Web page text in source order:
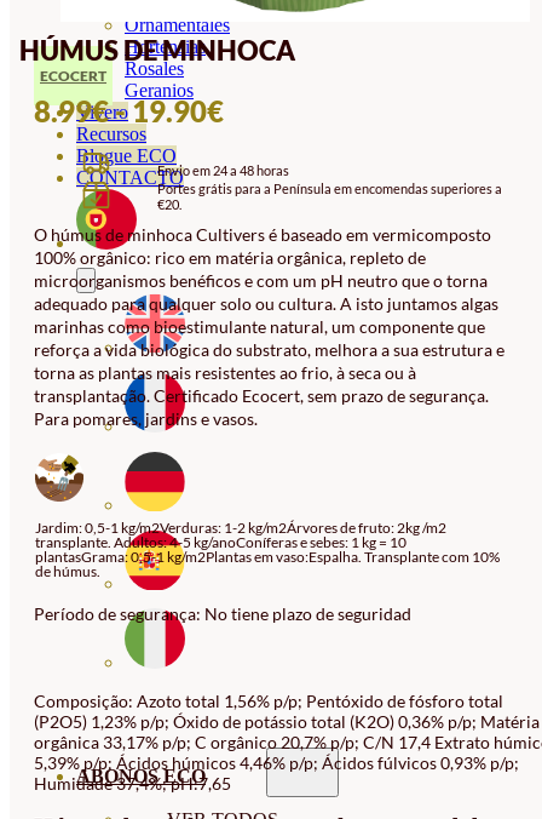
Ornamentales
Hortensias
Rosales
Geranios
Vivero
Recursos
Blogue ECO
CONTACTO
ABONOS ECO
HÚMUS DE MINHOCA
ECOCERT
8.99€-19.90€INTERVALO
PREÇOS:
A
19.90€
Envio em 24 a 48 horas
Portes grátis para a Península em encomendas superiores a
€20.
O húmus de minhoca Cultivers é baseado em vermicomposto
100% orgânico: rico em matéria orgânica, repleto de
microorganismos benéficos e com um pH neutro que o torna
adequado para qualquer solo ou cultura. A isto juntamos algas
marinhas como bioestimulante natural, um componente que
reforça a vida biológica do substrato, melhora a sua estrutura e
torna as plantas mais resistentes ao frio, à seca ou à
transplantação. Certificado Ecocert, sem prazo de segurança.
Para pomares, jardins e vasos.
Jardim: 0,5-1 kg/m2Verduras: 1-2 kg/m2Árvores de fruto: 2kg /m2
transplante. Adultos: 4-5 kg/anoConíferas e sebes: 1 kg = 10
plantasGrama: 0,5-1 kg/m2Plantas em vaso:Espalha. Transplante com 10%
de húmus.
Período de segurança: No tiene plazo de seguridad
Composição: Azoto total 1,56% p/p; Pentóxido de fósforo total
(P2O5) 1,23% p/p; Óxido de potássio total (K2O) 0,36% p/p; Matéria
orgânica 33,17% p/p; C orgânico 20,7% p/p; C/N 17,4 Extrato
5,39% p/p; Ácidos húmicos 4,46% p/p; Ácidos fúlvicos 0,93% p/p;
Humidade 37,4%; pH:7,65